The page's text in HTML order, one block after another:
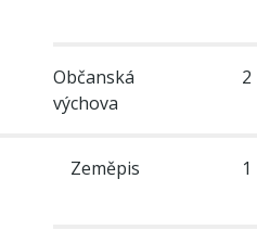
Občanská
výchova
2
Zeměpis 1